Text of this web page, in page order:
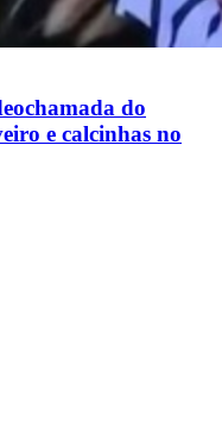
do
e calcinhas no